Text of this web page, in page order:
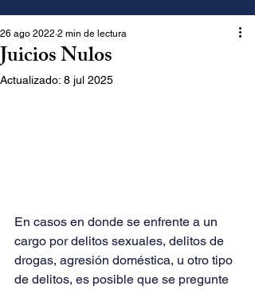
Juicios Nulos
26 ago 2022 2 min de lectura
Actualizado: 8 jul 2025
En casos en donde se enfrente a un
cargo por delitos sexuales, delitos de
drogas, agresión doméstica, u otro tipo
de delitos, es posible que se pregunte